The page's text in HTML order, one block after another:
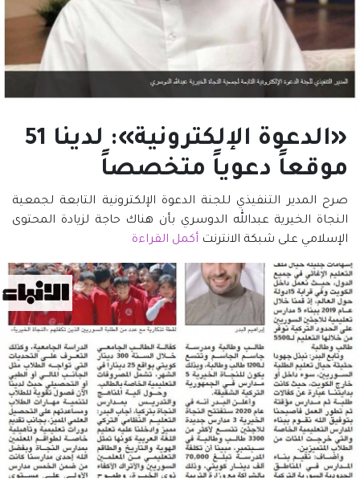
«الدعوة الإلكترونية»: لدينا 51
موقعاً دعوياً متخصصاً
صرح المدير التنفيذي ل‍لجنة الدعوة الإلكترونية التابعة لجمعية
النجاة الخيرية عبدالله الدوسري بأن هناك حاجة لزيادة المحتوى
الإسلامي على شبكة الانترنت أكمل القراءة